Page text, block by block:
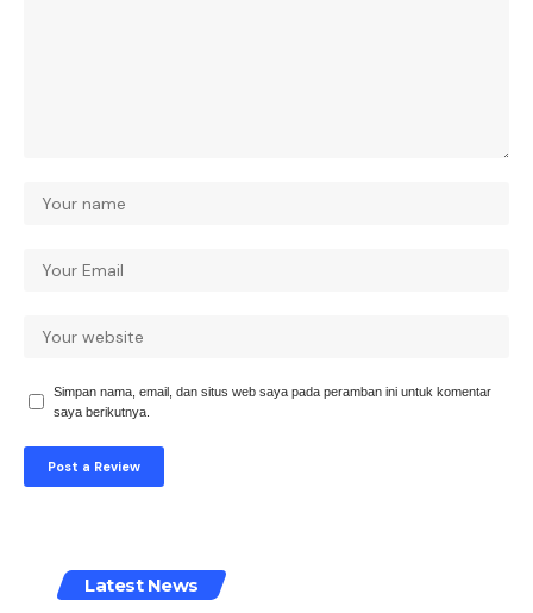
Simpan nama, email, dan situs web saya pada peramban ini untuk komentar
saya berikutnya.
Latest News